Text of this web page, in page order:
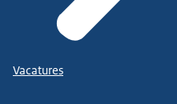
Vacatures